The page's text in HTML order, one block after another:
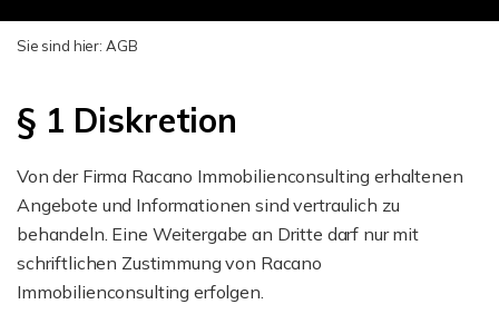
Sie sind hier: AGB
§ 1 Diskretion
Von der Firma Racano Immobilienconsulting erhaltenen
Angebote und Informationen sind vertraulich zu
behandeln. Eine Weitergabe an Dritte darf nur mit
schriftlichen Zustimmung von Racano
Immobilienconsulting erfolgen.